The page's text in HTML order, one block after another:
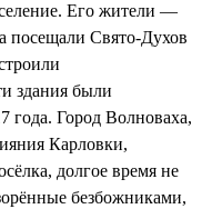
Его жители —
посещали Свято-Духов
здания были
года. Город Волноваха,
Карловки,
долгое время не
безбожниками,